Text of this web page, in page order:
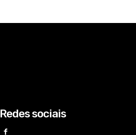
Redes sociais